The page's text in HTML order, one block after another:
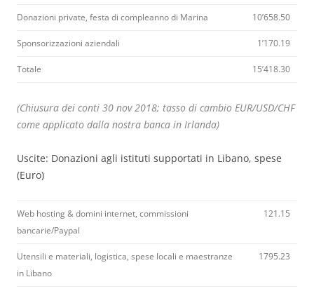
Donazioni private, festa di compleanno di Marina 10’658.50
Sponsorizzazioni aziendali 1’170.19
Totale 15’418.30
(Chiusura dei conti 30 nov 2018; tasso di cambio EUR/USD/CHF
come applicato dalla nostra banca in Irlanda)
Uscite: Donazioni agli istituti supportati in Libano, spese
(Euro)
Web hosting & domini internet, commissioni
bancarie/Paypal
121.15
Utensili e materiali, logistica, spese locali e maestranze
in Libano
1795.23